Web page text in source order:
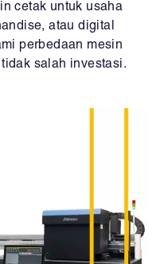
cetak untuk usaha
atau digital
perbedaan mesin
salah investasi.